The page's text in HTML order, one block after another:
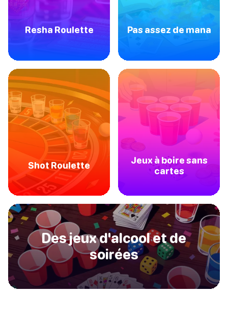
Resha Roulette Pas assez de mana
Shot Roulette
Jeux à boire sans
cartes
Des jeux d'alcool et de
soirées